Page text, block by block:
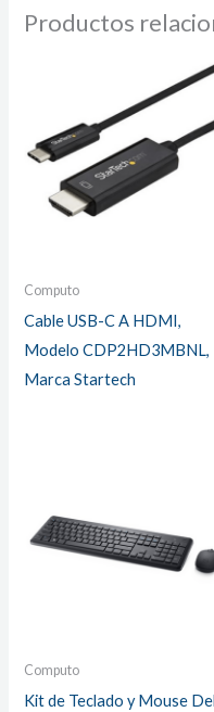
Productos
Computo
Cable USB-C A HDMI,
Modelo CDP2HD3MBNL,
Marca Startech
Computo
Kit de Teclado y Mouse